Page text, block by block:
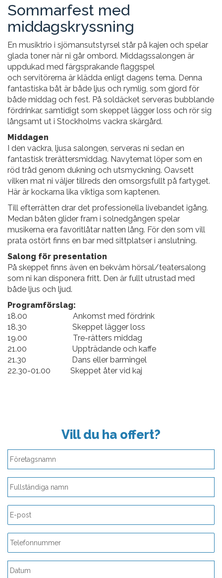
Sommarfest med
middagskryssning
En musiktrio i sjömansutstyrsel står på kajen och spelar
glada toner när ni går ombord. Middagssalongen är
uppdukad med färgsprakande flaggspel
och servitörerna är klädda enligt dagens tema. Denna
fantastiska båt är både ljus och rymlig, som gjord för
både middag och fest. På soldäcket serveras bubblande
fördrinkar, samtidigt som skeppet lägger loss och rör sig
långsamt ut i Stockholms vackra skärgård.
Middagen
I den vackra, ljusa salongen, serveras ni sedan en
fantastisk trerättersmiddag. Navytemat löper som en
röd tråd genom dukning och utsmyckning. Oavsett
vilken mat ni väljer tillreds den omsorgsfullt på fartyget.
Här är kockarna lika viktiga som kaptenen.
Till efterrätten drar det professionella livebandet igång.
Medan båten glider fram i solnedgången spelar
musikerna era favoritlåtar natten lång. För den som vill
prata ostört finns en bar med sittplatser i anslutning.
Salong för presentation
På skeppet finns även en bekväm hörsal/teatersalong
som ni kan disponera fritt. Den är fullt utrustad med
både ljus och ljud.
Programförslag:
18.00 Ankomst med fördrink
18.30 Skeppet lägger loss
19.00 Tre-rätters middag
21.00 Uppträdande och kaffe
21.30 Dans eller barmingel
22.30-01.00 Skeppet åter vid kaj
Vill du ha offert?